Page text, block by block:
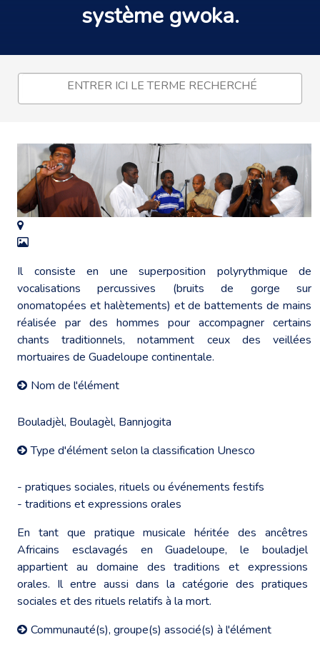
système gwoka.
Il consiste en une superposition polyrythmique de
vocalisations percussives (bruits de gorge sur
onomatopées et halètements) et de battements de mains
réalisée par des hommes pour accompagner certains
chants traditionnels, notamment ceux des veillées
mortuaires de Guadeloupe continentale.
Nom de l'élément
Bouladjèl, Boulagèl, Bannjogita
Type d'élément selon la classification Unesco
- pratiques sociales, rituels ou événements festifs
- traditions et expressions orales
En tant que pratique musicale héritée des ancêtres
Africains esclavagés en Guadeloupe, le bouladjel
appartient au domaine des traditions et expressions
orales. Il entre aussi dans la catégorie des pratiques
sociales et des rituels relatifs à la mort.
Communauté(s), groupe(s) associé(s) à l'élément